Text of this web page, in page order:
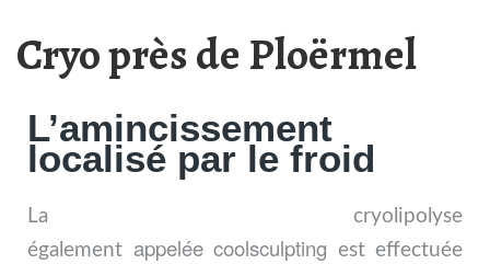
Cryo près de Ploërmel
L’amincissement
localisé par le froid
La cryolipolyse
également appelée coolsculpting
est effectuée